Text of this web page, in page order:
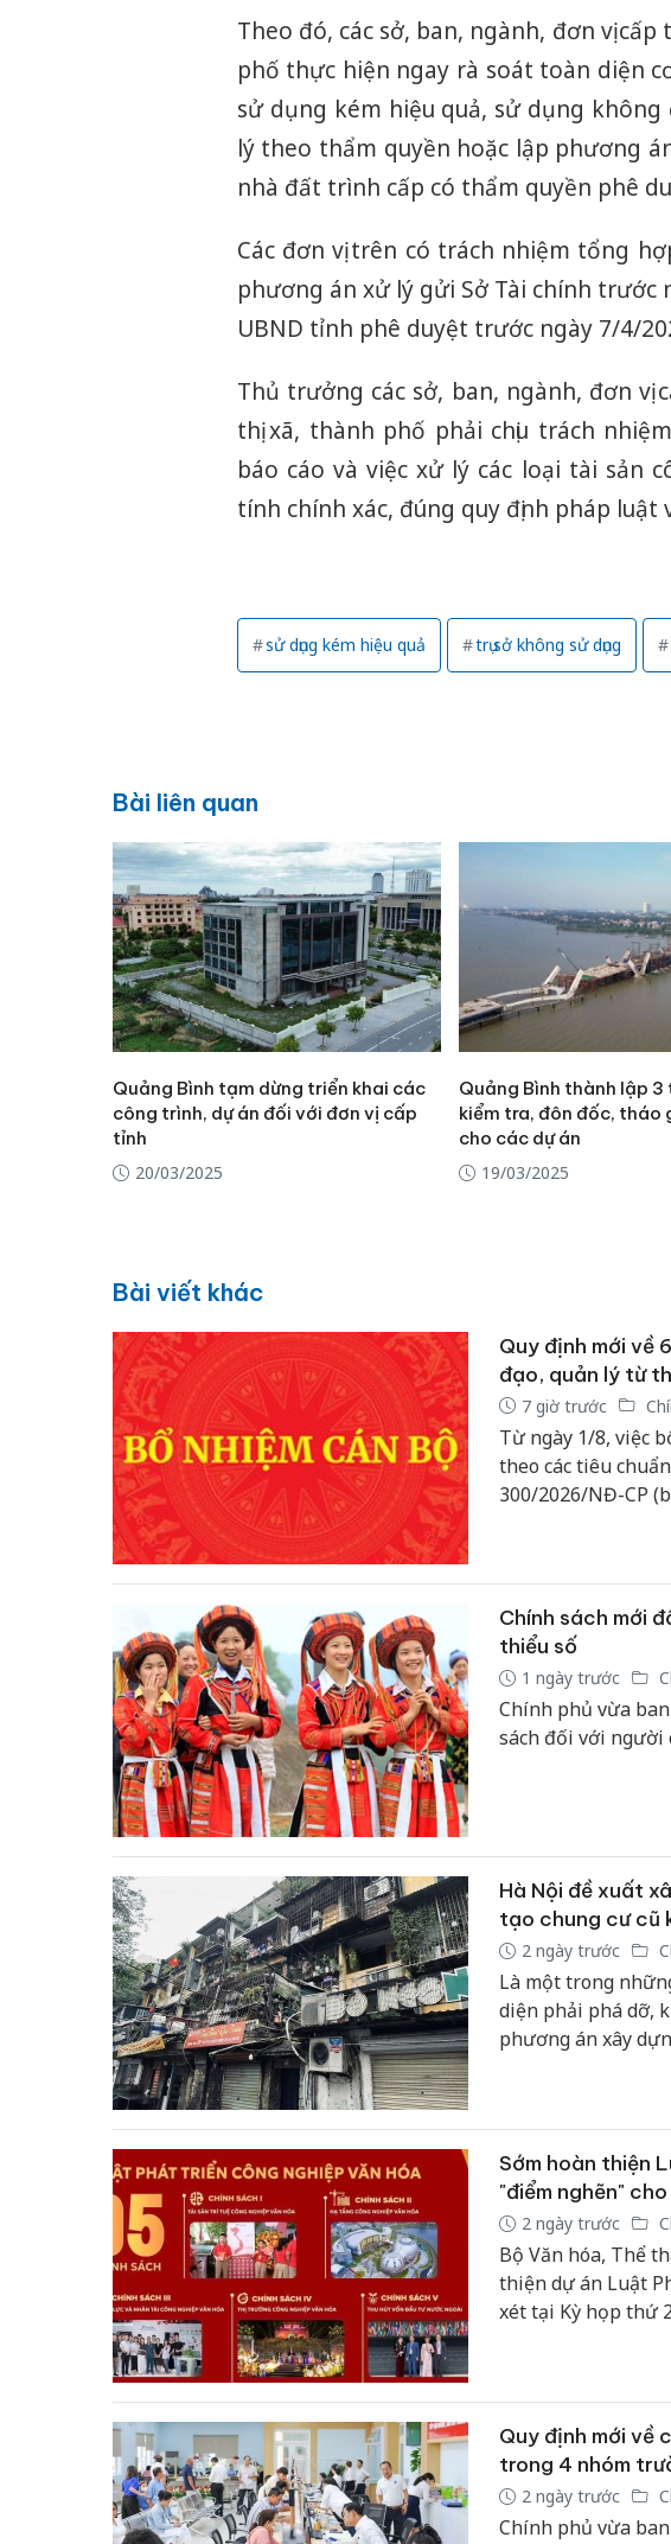
Theo đó, các sở, ban, ngành, đơn vị
phố thực hiện ngay rà soát toàn diện
sử dụng kém hiệu quả, sử dụng
lý theo thẩm quyền hoặc lập phương
nhà đất trình cấp có thẩm quyền phê
Các đơn vị trên có trách nhiệm tổng
phương án xử lý gửi Sở Tài chính trước
UBND tỉnh phê duyệt trước ngày 7/4/
Thủ trưởng các sở, ban, ngành, đơn vị
thị xã, thành phố phải chịu trách
báo cáo và việc xử lý các loại tài sản
tính chính xác, đúng quy định pháp luật
sử dụng kém hiệu quả trụ sở không sử dụng
Bài liên quan
Quảng Bình tạm dừng triển khai các
công trình, dự án đối với đơn vị cấp
tỉnh
20/03/2025
Quảng Bình thành lập
kiểm tra, đôn đốc, tháo
cho các dự án
19/03/2025
Bài viết khác
Quy định mới về
đạo, quản lý từ
7 giờ trước
Từ ngày 1/8, việc
theo các tiêu
300/2026/NĐ-CP
chức vụ.
Chính sách mới
thiểu số
1 ngày trước
Chính phủ vừa
sách đối với người
Hà Nội đề xuất
tạo chung cư cũ
2 ngày trước
Là một trong
diện phải phá dỡ,
phương án xây
Sớm hoàn thiện
"điểm nghẽn"
2 ngày trước
Bộ Văn hóa, Thể
thiện dự án Luật
xét tại Kỳ họp thứ
trưởng mới của
Quy định mới về
trong 4 nhóm
2 ngày trước
Chính phủ vừa